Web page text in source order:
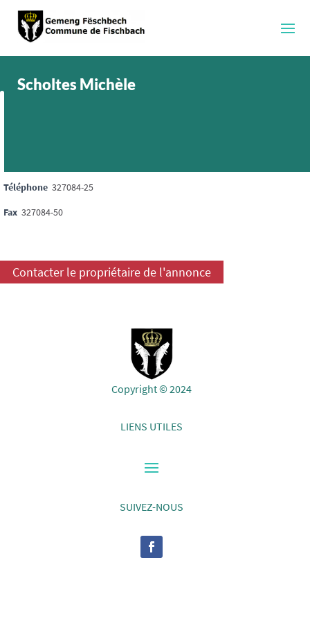
Scholtes Michèle
Téléphone 327084-25
Fax 327084-50
Contacter le propriétaire de l'annonce
Copyright © 2024
LIENS UTILES
SUIVEZ-NOUS